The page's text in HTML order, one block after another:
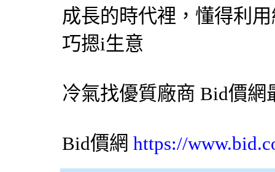
成長的時代裡，懂得利
巧摁i生意
冷氣找優質廠商 Bid價網
Bid價網 https://